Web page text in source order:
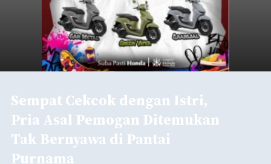
Sempat Cekcok dengan Istri,
Pria Asal Pemogan Ditemukan
Tak Bernyawa di Pantai
Purnama